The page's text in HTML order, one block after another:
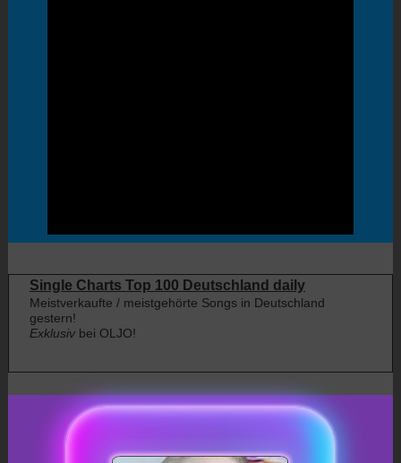
Single Charts Top 100 Deutschland daily
Meistverkaufte / meistgehörte Songs in Deutschland
gestern!
Exklusivbei OLJO!